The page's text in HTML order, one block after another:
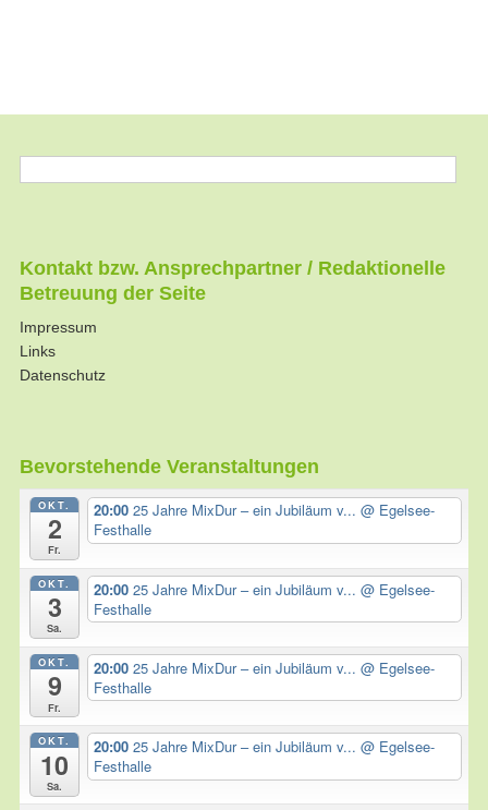
Kontakt bzw. Ansprechpartner / Redaktionelle
Betreuung der Seite
Impressum
Links
Datenschutz
Bevorstehende Veranstaltungen
OKT.
2
Fr.
20:0025 Jahre MixDur – ein Jubiläum v...@ Egelsee-
Festhalle
OKT.
3
Sa.
20:0025 Jahre MixDur – ein Jubiläum v...@ Egelsee-
Festhalle
OKT.
9
Fr.
20:0025 Jahre MixDur – ein Jubiläum v...@ Egelsee-
Festhalle
OKT.
10
Sa.
20:0025 Jahre MixDur – ein Jubiläum v...@ Egelsee-
Festhalle